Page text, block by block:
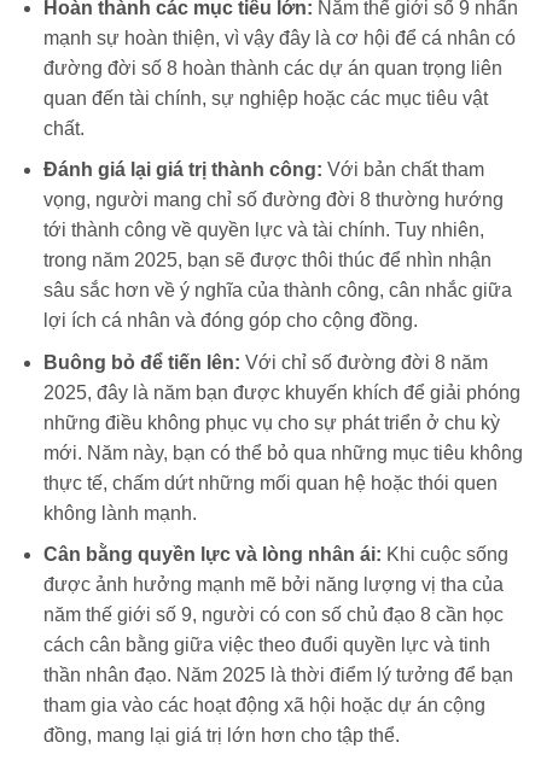
Hoàn thành các mục tiêu lớn: Năm thế giới số 9 nhấn
mạnh sự hoàn thiện, vì vậy đây là cơ hội để cá nhân có
đường đời số 8 hoàn thành các dự án quan trọng liên
quan đến tài chính, sự nghiệp hoặc các mục tiêu vật
chất.
Đánh giá lại giá trị thành công: Với bản chất tham
vọng, người mang chỉ số đường đời 8 thường hướng
tới thành công về quyền lực và tài chính. Tuy nhiên,
trong năm 2025, bạn sẽ được thôi thúc để nhìn nhận
sâu sắc hơn về ý nghĩa của thành công, cân nhắc giữa
lợi ích cá nhân và đóng góp cho cộng đồng.
Buông bỏ để tiến lên: Với chỉ số đường đời 8 năm
2025, đây là năm bạn được khuyến khích để giải phóng
những điều không phục vụ cho sự phát triển ở chu kỳ
mới. Năm này, bạn có thể bỏ qua những mục tiêu không
thực tế, chấm dứt những mối quan hệ hoặc thói quen
không lành mạnh.
Cân bằng quyền lực và lòng nhân ái: Khi cuộc sống
được ảnh hưởng mạnh mẽ bởi năng lượng vị tha của
năm thế giới số 9, người có con số chủ đạo 8 cần học
cách cân bằng giữa việc theo đuổi quyền lực và tinh
thần nhân đạo. Năm 2025 là thời điểm lý tưởng để bạn
tham gia vào các hoạt động xã hội hoặc dự án cộng
đồng, mang lại giá trị lớn hơn cho tập thể.